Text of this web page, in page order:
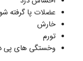
عضلات پا گرفته
خارش
تورم
وخستگی های پی